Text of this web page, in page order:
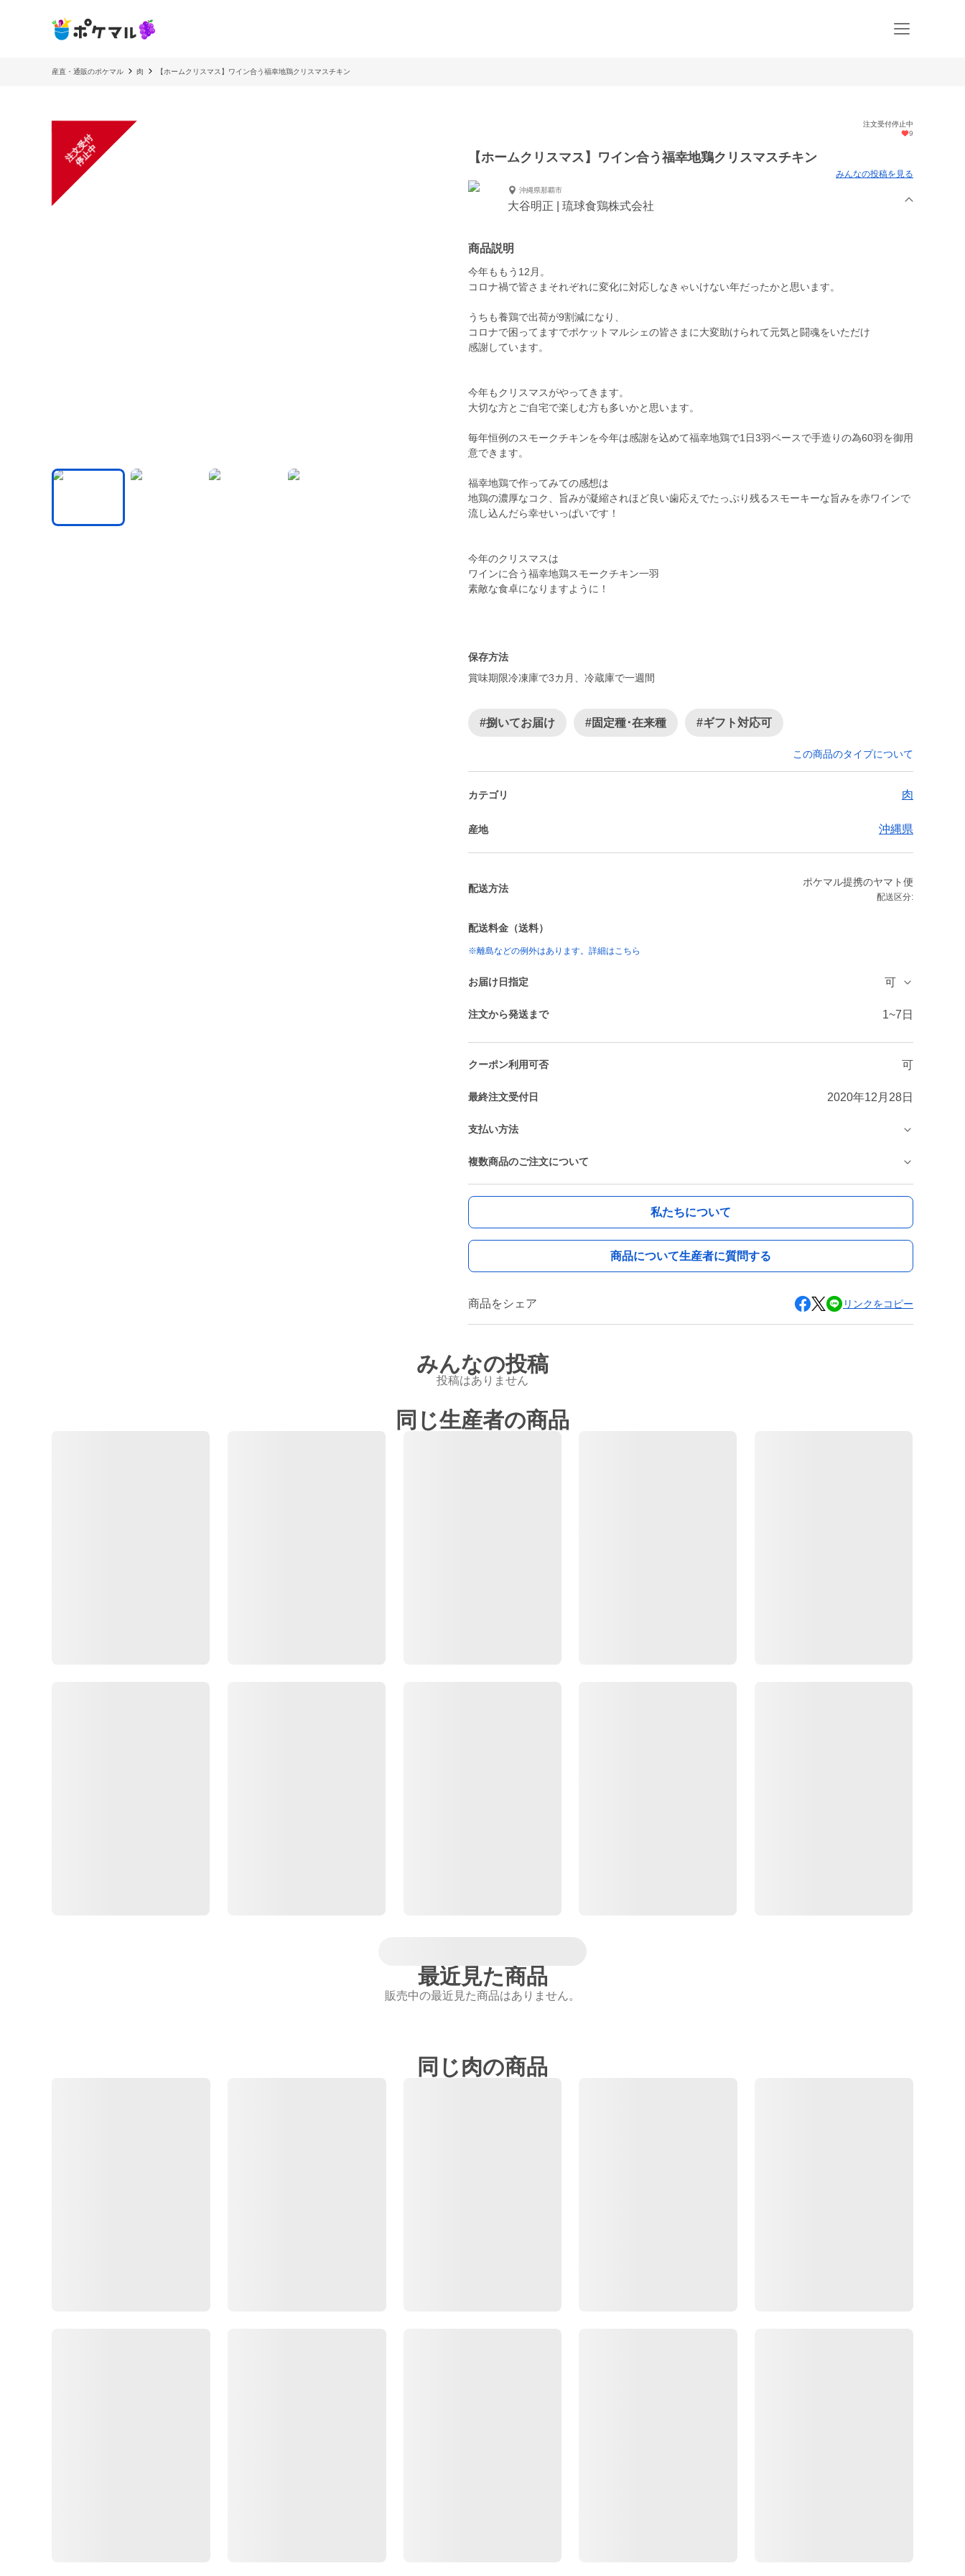
産直・通販のポケマル 肉 【ホームクリスマス】ワイン合う福幸地鶏クリスマスチキン
注
文
受
付
停
止
中
注文受付停止中
9
【ホームクリスマス】ワイン合う福幸地鶏クリスマスチキン
みんなの投稿を見る
沖縄県那覇市
大谷明正 | 琉球食鶏株式会社
商品説明
今年ももう12月。
コロナ禍で皆さまそれぞれに変化に対応しなきゃいけない年だったかと思います。
うちも養鶏で出荷が9割減になり、
コロナで困ってますでポケットマルシェの皆さまに大変助けられて元気と闘魂をいただけ
感謝しています。
今年もクリスマスがやってきます。
大切な方とご自宅で楽しむ方も多いかと思います。
毎年恒例のスモークチキンを今年は感謝を込めて福幸地鶏で1日3羽ペースで手造りの為60羽を御用
意できます。
福幸地鶏で作ってみての感想は
地鶏の濃厚なコク、旨みが凝縮されほど良い歯応えでたっぷり残るスモーキーな旨みを赤ワインで
流し込んだら幸せいっぱいです！
今年のクリスマスは
ワインに合う福幸地鶏スモークチキン一羽
素敵な食卓になりますように！
保存方法
賞味期限冷凍庫で3カ月、冷蔵庫で一週間
#捌いてお届け #固定種･在来種 #ギフト対応可
この商品のタイプについて
カテゴリ 肉
産地 沖縄県
配送方法
ポケマル提携のヤマト便
配送区分:
配送料金（送料）
※離島などの例外はあります。詳細はこちら
お届け日指定 可
注文から発送まで 1~7日
クーポン利用可否 可
最終注文受付日 2020年12月28日
支払い方法
複数商品のご注文について
私たちについて
商品について生産者に質問する
商品をシェア リンクをコピー
みんなの投稿
投稿はありません
同じ生産者の商品
最近見た商品
販売中の最近見た商品はありません。
同じ肉の商品